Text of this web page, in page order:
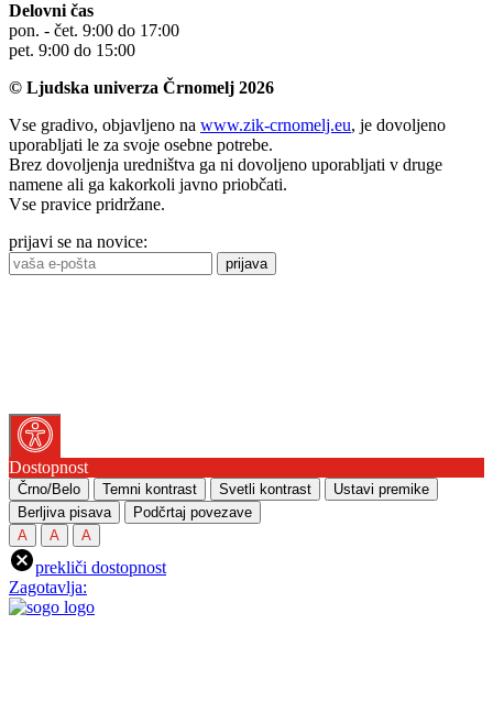
Delovni čas
pon. - čet. 9:00 do 17:00
pet. 9:00 do 15:00
© Ljudska univerza Črnomelj 2026
Vse gradivo, objavljeno na www.zik-crnomelj.eu, je dovoljeno
uporabljati le za svoje osebne potrebe.
Brez dovoljenja uredništva ga ni dovoljeno uporabljati v druge
namene ali ga kakorkoli javno priobčati.
Vse pravice pridržane.
prijavi se na novice:
prijava
Dostopnost
Črno/Belo Temni kontrast Svetli kontrast
Ustavi premike
Berljiva pisava
Podčrtaj povezave
A
A A
prekliči dostopnost
Zagotavlja: